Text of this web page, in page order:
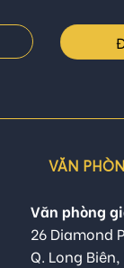
VĂN
Văn phòng
26 Diamond
Q. Long Biên,